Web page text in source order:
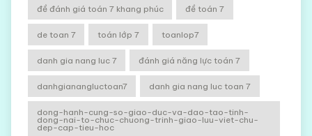
đề đánh giá toán 7 khang phúc đề toán 7
de toan 7 toán lớp 7 toanlop7
danh gia nang luc 7 đánh giá năng lực toán 7
danhgianangluctoan7 danh gia nang luc toan 7
dong-hanh-cung-so-giao-duc-va-dao-tao-tinh-
dong-nai-to-chuc-chuong-trinh-giao-luu-viet-chu-
dep-cap-tieu-hoc